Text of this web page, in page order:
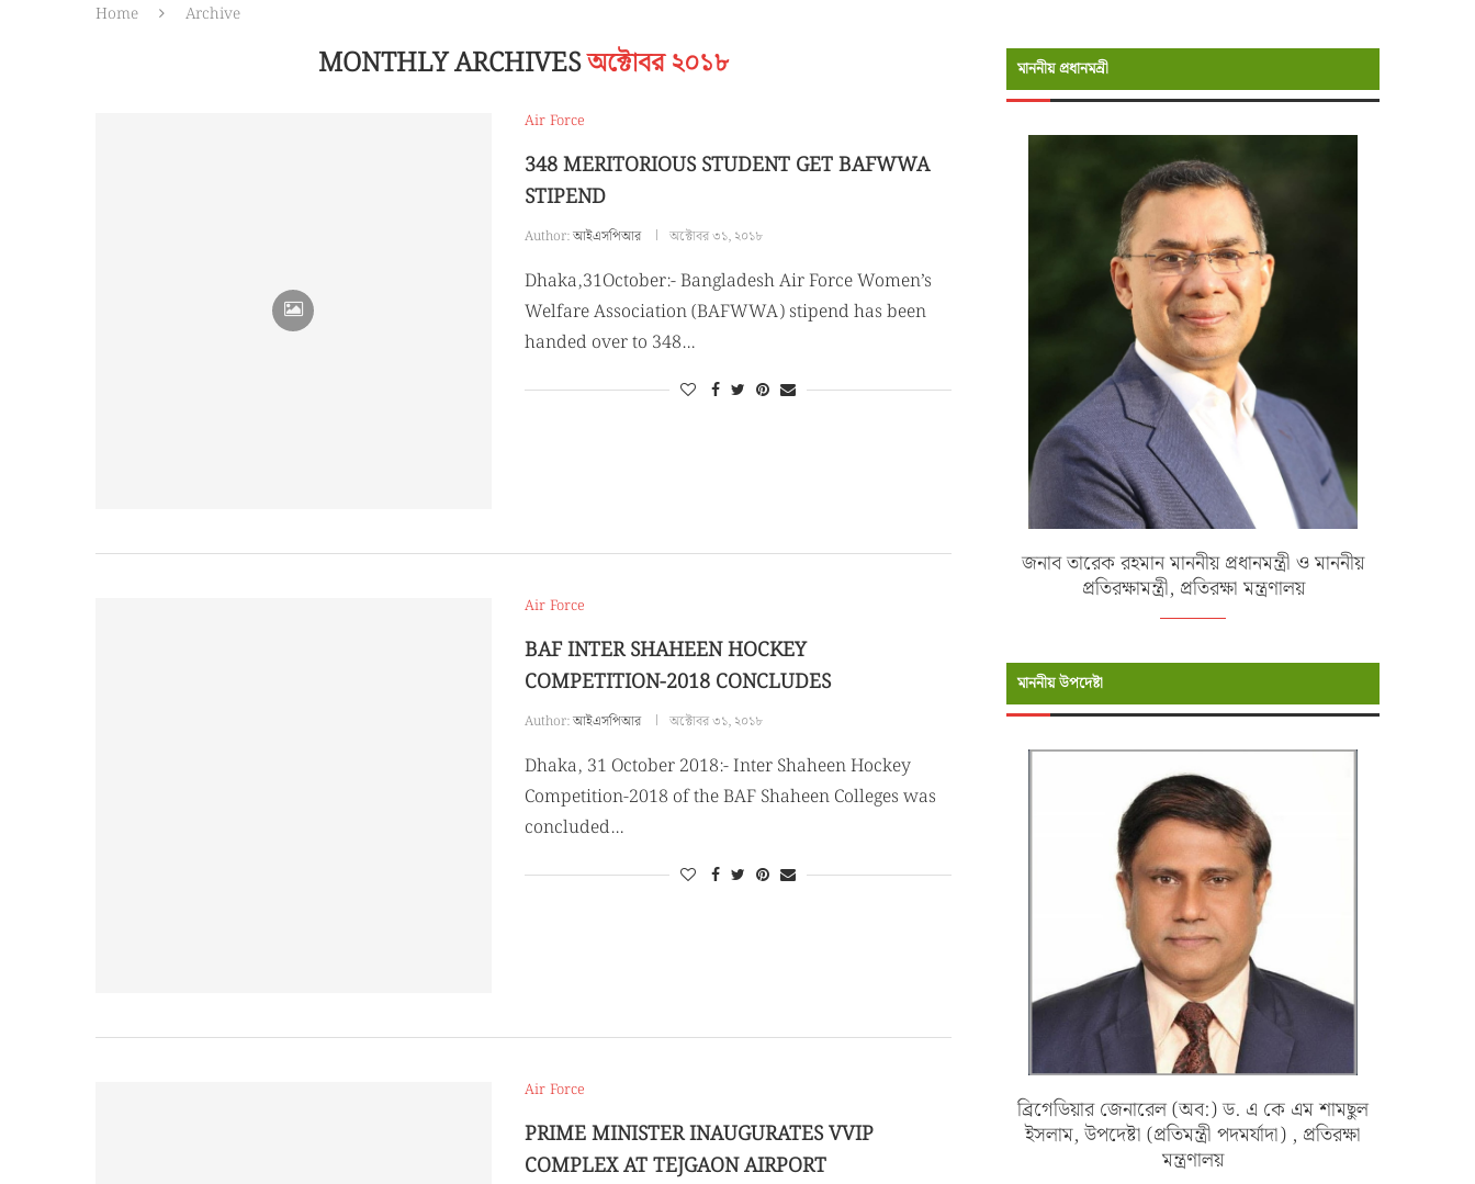
Home Archive
MONTHLY ARCHIVESঅক্টোবর ২০১৮
Air Force
348 MERITORIOUS STUDENT GET BAFWWA
STIPEND
Author:আইএসপিআর অক্টোবর ৩১, ২০১৮
Dhaka,31October:- Bangladesh Air Force Women’s
Welfare Association (BAFWWA) stipend has been
handed over to 348…
Air Force
BAF INTER SHAHEEN HOCKEY
COMPETITION-2018 CONCLUDES
Author:আইএসপিআর অক্টোবর ৩১, ২০১৮
Dhaka, 31 October 2018:- Inter Shaheen Hockey
Competition-2018 of the BAF Shaheen Colleges was
concluded…
Air Force
PRIME MINISTER INAUGURATES VVIP
COMPLEX AT TEJGAON AIRPORT
মাননীয় প্রধানমন্রী
জনাব তারেক রহমান মাননীয় প্রধানমন্ত্রী ও মাননীয়
প্রতিরক্ষামন্ত্রী, প্রতিরক্ষা মন্ত্রণালয়
মাননীয় উপদেষ্টা
ব্রিগেডিয়ার জেনারেল (অব:) ড. এ কে এম শামছুল
ইসলাম, উপদেষ্টা (প্রতিমন্ত্রী পদমর্যাদা) , প্রতিরক্ষা
মন্ত্রণালয়